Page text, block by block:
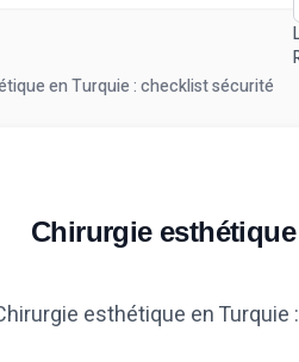
en Turquie : checklist sécurité
Chirurgie